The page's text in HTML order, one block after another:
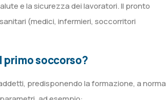
e la sicurezza dei lavoratori. Il pronto
(medici, infermieri, soccorritori
primo soccorso?
predisponendo la formazione, a norma